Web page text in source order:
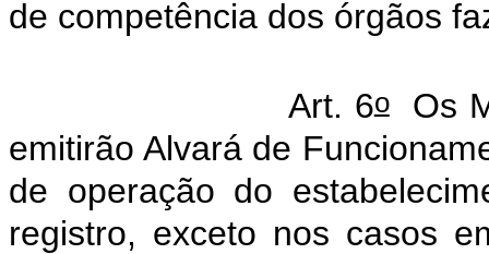
de competência dos órgãos
Art. 6oOs
emitirão Alvará de
de operação do
registro, exceto nos casos